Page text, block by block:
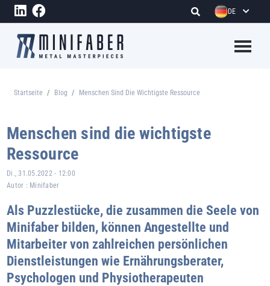
Direkt zum Inhalt DE
Pfadnavigation
Startseite Blog Menschen Sind Die Wichtigste Ressource
Menschen sind die wichtigste
Ressource
Di., 31.05.2022 - 12:00
Autor : Minifaber
Als Puzzlestücke, die zusammen die Seele von
Minifaber bilden, können Angestellte und
Mitarbeiter von zahlreichen persönlichen
Dienstleistungen wie Ernährungsberater,
Psychologen und Physiotherapeuten